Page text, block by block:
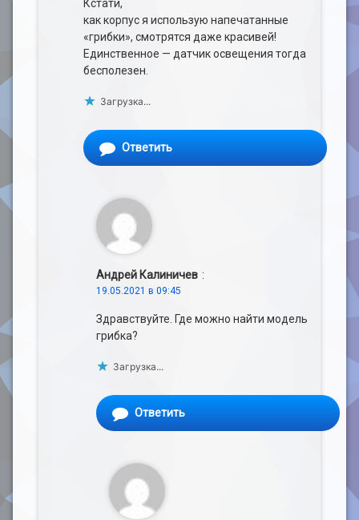
Кстати,
как корпус я использую напечатанные
«грибки», смотрятся даже красивей!
Единственное — датчик освещения тогда
бесполезен.
Загрузка...
Ответить
Андрей Калиничев :
19.05.2021 в 09:45
Здравствуйте. Где можно найти модель
грибка?
Загрузка...
Ответить